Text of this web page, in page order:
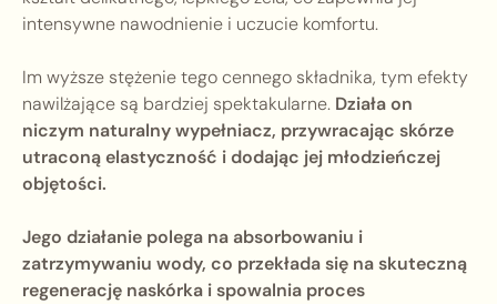
intensywne nawodnienie i uczucie komfortu.
Im wyższe stężenie tego cennego składnika, tym efekty
nawilżające są bardziej spektakularne. Działa on
niczym naturalny wypełniacz, przywracając skórze
utraconą elastyczność i dodając jej młodzieńczej
objętości.
Jego działanie polega na absorbowaniu i
zatrzymywaniu wody, co przekłada się na skuteczną
regenerację naskórka i spowalnia proces